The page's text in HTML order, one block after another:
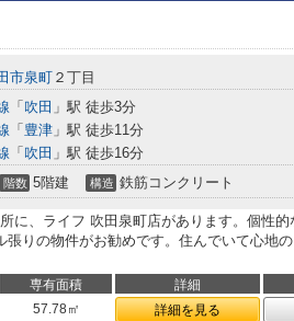
市泉町 ２丁目
「 吹田 」駅 徒歩3分
「 豊津 」駅 徒歩11分
「 吹田 」駅 徒歩16分
階数 5階建 構造 鉄筋コンクリート
に、ライフ 吹田泉町店があります。個性的
張りの物件がお勧めです。住んでいて心地
専有面積 詳細
57.78㎡ 詳細を見る